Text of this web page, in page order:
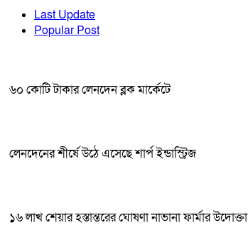
Last Update
Popular Post
৬০ কোটি টাকার লেনদেন ব্লক মার্কেটে
লেনদেনের শীর্ষে উঠে এসেছে শার্প ইন্ডাস্ট্রিজ
১৬ লাখ শেয়ার হস্তান্তরের ঘোষণা নাভানা ফার্মার উদোক্তা